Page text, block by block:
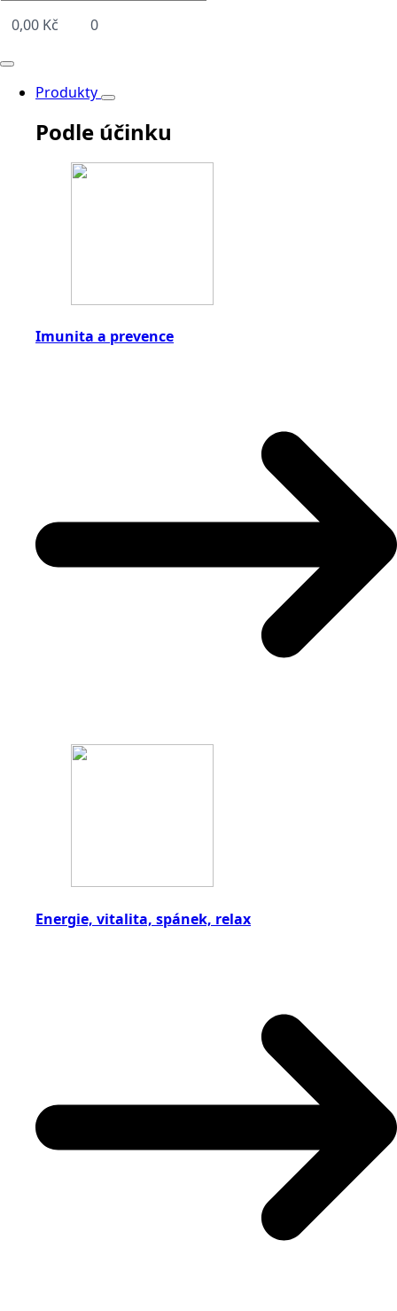
0,00 Kč 0
Produkty
Podle účinku
Imunita a prevence
Energie, vitalita, spánek, relax